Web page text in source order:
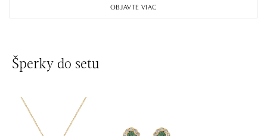
OBJAVTE VIAC
Šperky do setu